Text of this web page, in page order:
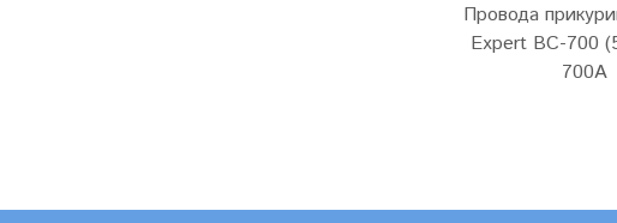
Провода
Expert BC-700
700А